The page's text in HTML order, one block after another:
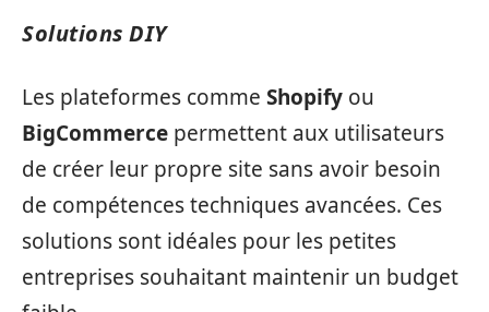
Solutions DIY
Les plateformes comme Shopify ou
BigCommerce permettent aux utilisateurs
de créer leur propre site sans avoir besoin
de compétences techniques avancées. Ces
solutions sont idéales pour les petites
entreprises souhaitant maintenir un budget